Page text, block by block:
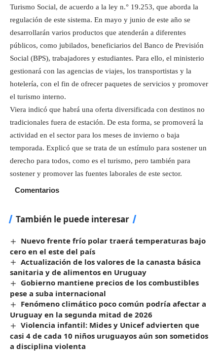
Turismo Social, de acuerdo a la ley n.° 19.253, que aborda la
regulación de este sistema. En mayo y junio de este año se
desarrollarán varios productos que atenderán a diferentes
públicos, como jubilados, beneficiarios del Banco de Previsión
Social (BPS), trabajadores y estudiantes. Para ello, el ministerio
gestionará con las agencias de viajes, los transportistas y la
hotelería, con el fin de ofrecer paquetes de servicios y promover
el turismo interno.
Viera indicó que habrá una oferta diversificada con destinos no
tradicionales fuera de estación. De esta forma, se promoverá la
actividad en el sector para los meses de invierno o baja
temporada. Explicó que se trata de un estímulo para sostener un
derecho para todos, como es el turismo, pero también para
sostener y promover las fuentes laborales de este sector.
Comentarios
También le puede interesar
Nuevo frente frío polar traerá temperaturas bajo
cero en el este del país
Actualización de los valores de la canasta básica
sanitaria y de alimentos en Uruguay
Gobierno mantiene precios de los combustibles
pese a suba internacional
Fenómeno climático poco común podría afectar a
Uruguay en la segunda mitad de 2026
Violencia infantil: Mides y Unicef advierten que
casi 4 de cada 10 niños uruguayos aún son sometidos
a disciplina violenta